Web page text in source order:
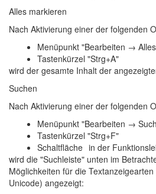
Alles markieren
Nach Aktivierung einer der folgenden
Menüpunkt "Bearbeiten →
Tastenkürzel "Strg+A"
wird der gesamte Inhalt der
Suchen
Nach Aktivierung einer der folgenden
Menüpunkt "Bearbeiten →
Tastenkürzel "Strg+F"
Schaltfläche in der
wird die "Suchleiste" unten im
Möglichkeiten für die
Unicode) angezeigt: